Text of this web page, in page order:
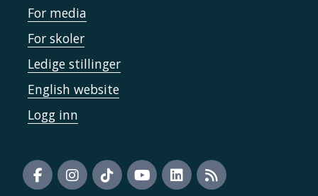
For media
For skoler
Ledige stillinger
English website
Logg inn